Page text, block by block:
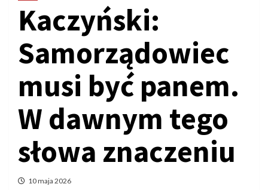
Kaczyński:
Samorządowiec
musi być panem.
W dawnym tego
słowa znaczeniu
10 maja 2026